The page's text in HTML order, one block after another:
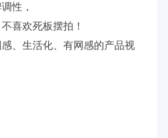
性，
喜欢死板摆拍！
、生活化、有网感的产品视